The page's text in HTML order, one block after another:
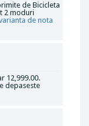
de Bicicleta
2 moduri
de nota
12,999.00.
depaseste